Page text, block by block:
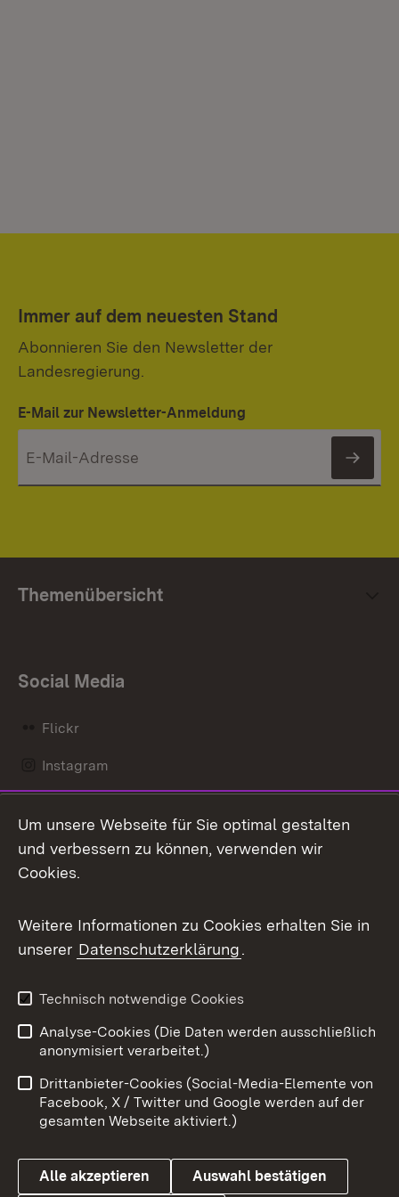
Immer auf dem neuesten Stand
Abonnieren Sie den Newsletter der
Landesregierung.
E-Mail zur Newsletter-Anmeldung
Themenübersicht
Social Media
Flickr
Instagram
Mastodon
Messenger
Social Wall
X / Twitter
Youtube
Benutzungshinweise
Barrierefreiheit
Datenschutz
Cookies
Um unsere Webseite für Sie optimal gestalten
und verbessern zu können, verwenden wir
Cookies.
Weitere Informationen zu Cookies erhalten Sie in
unserer Datenschutzerklärung.
Technisch notwendige Cookies
Analyse-Cookies (Die Daten werden ausschließlich
anonymisiert verarbeitet.)
Drittanbieter-Cookies (Social-Media-Elemente von
Facebook, X / Twitter und Google werden auf der
gesamten Webseite aktiviert.)
Alle akzeptieren Auswahl bestätigen